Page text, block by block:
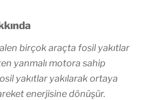
birçok araçta fosil yakıtlar
yanmalı motora sahip
yakıtlar yakılarak ortaya
enerjisine dönüşür.